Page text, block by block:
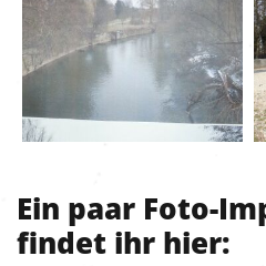
Ein paar Foto-
findet ihr hier: